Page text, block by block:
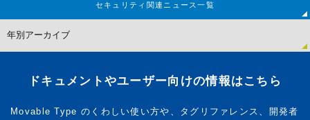
セキュリティ関連 ニュース一覧
ドキュメントやユーザー向けの情報はこちら
Movable Type のくわしい使い方や、タグリファレンス、開発者